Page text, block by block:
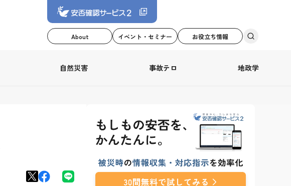
About イベント・セミナー お役立ち情報
自然災害 事故テロ 地政学